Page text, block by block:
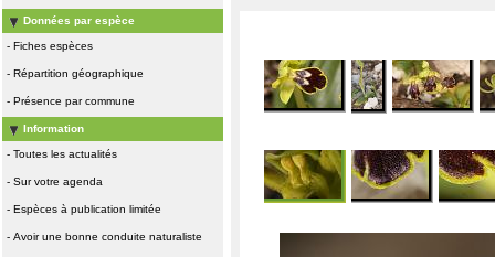
Données par espèce
- Fiches espèces
- Répartition géographique
- Présence par commune
Information
- Toutes les actualités
- Sur votre agenda
- Espèces à publication limitée
- Avoir une bonne conduite naturaliste